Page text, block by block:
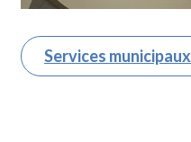
Services municipaux